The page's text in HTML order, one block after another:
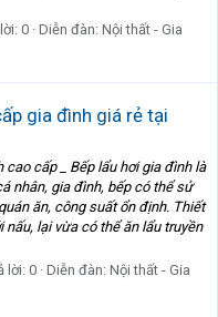
0 Diễn đàn: Nội thất - Gia
gia đình giá rẻ tại
cấp _ Bếp lẩu hơi gia đình là
nhân, gia đình, bếp có thể sử
ăn, công suất ổn định. Thiết
lại vừa có thể ăn lẩu truyền
lời: 0 Diễn đàn: Nội thất - Gia